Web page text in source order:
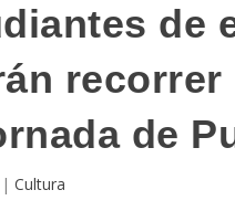
de
recorrer
de
| Cultura